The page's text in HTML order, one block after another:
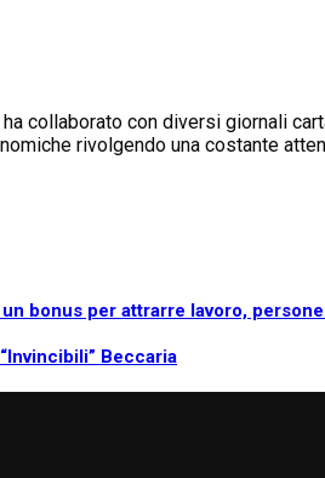
collaborato con diversi giornali
rivolgendo una costante
bonus per attrarre lavoro,
Beccaria